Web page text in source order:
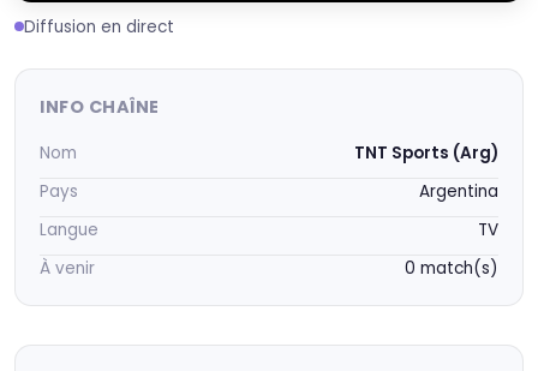
Diffusion en direct
INFO CHAÎNE
Nom
TNT Sports (Arg)
Pays
Argentina
Langue
TV
À venir
0 match(s)